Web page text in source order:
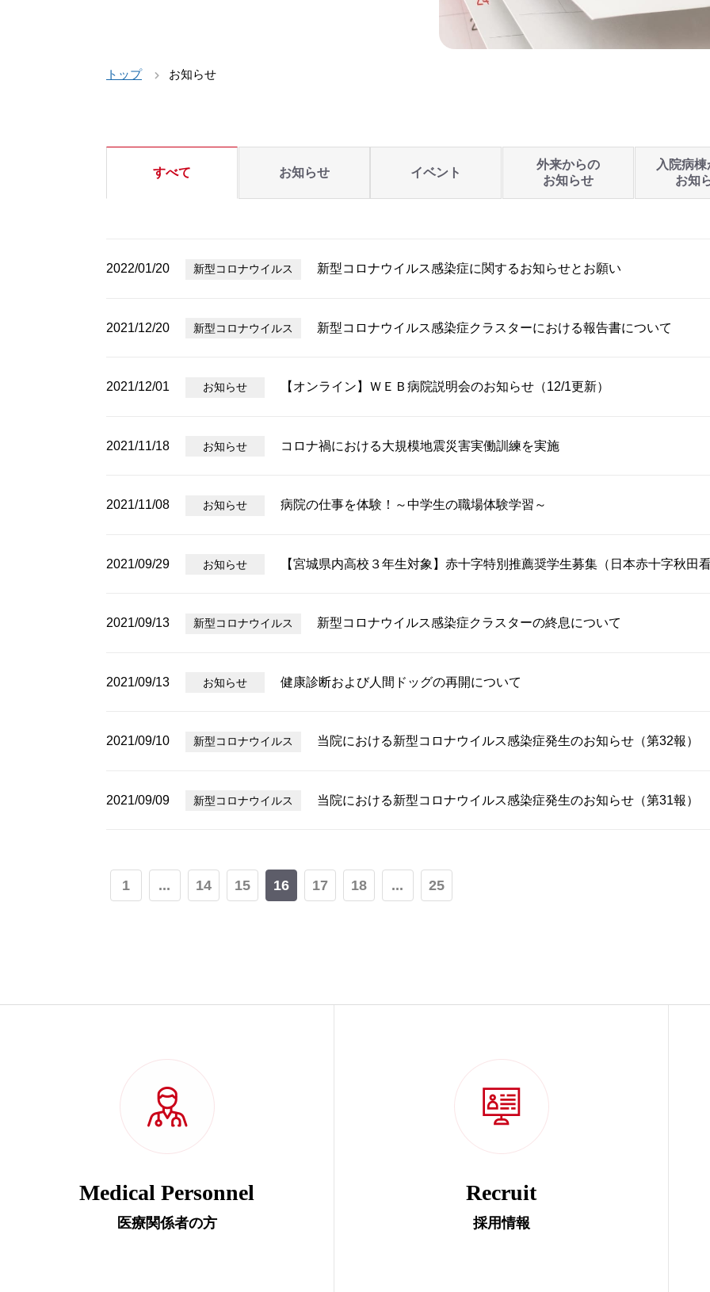
トップ お知らせ
すべて お知らせ イベント
外来からの
お知らせ
入院病
お知
2022/01/20 新型コロナウイルス 新型コロナウイルス感染症に関するお知らせとお願い
2021/12/20 新型コロナウイルス 新型コロナウイルス感染症クラスターにおける報告書について
2021/12/01 お知らせ 【オンライン】ＷＥＢ病院説明会のお知らせ（12/1更新）
2021/11/18 お知らせ コロナ禍における大規模地震災害実働訓練を実施
2021/11/08 お知らせ 病院の仕事を体験！～中学生の職場体験学習～
2021/09/29 お知らせ 【宮城県内高校３年生対象】赤十字特別推薦奨学生募集（日本赤十字秋田看
2021/09/13 新型コロナウイルス 新型コロナウイルス感染症クラスターの終息について
2021/09/13 お知らせ 健康診断および人間ドッグの再開について
2021/09/10 新型コロナウイルス 当院における新型コロナウイルス感染症発生のお知らせ（第32報）
2021/09/09 新型コロナウイルス 当院における新型コロナウイルス感染症発生のお知らせ（第31報）
1 ... 14 15 16 17 18 ... 25
Medical Personnel
医療関係者の方
Recruit
採用情報